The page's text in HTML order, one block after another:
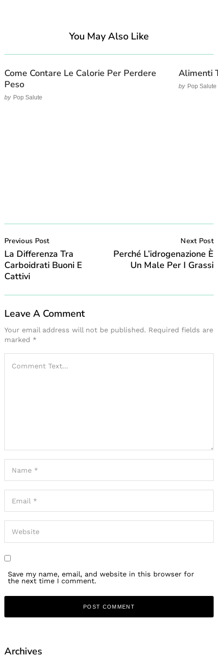
You May Also Like
Come Contare Le Calorie Per Perdere
Peso
by Pop Salute
Alimenti
by Pop Salute
Navigation
Previous Post
La Differenza Tra
Carboidrati Buoni E
Cattivi
Next Post
Perché L’idrogenazione È
Un Male Per I Grassi
Leave A Comment
Your email address will not be published. Required fields are
marked *
Save my name, email, and website in this browser for
the next time I comment.
Archives